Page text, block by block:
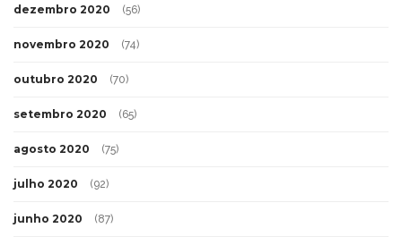
dezembro 2020 (56)
novembro 2020 (74)
outubro 2020 (70)
setembro 2020 (65)
agosto 2020 (75)
julho 2020 (92)
junho 2020 (87)